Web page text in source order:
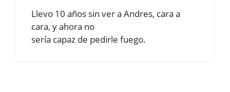
Llevo 10 años sin ver a Andres, cara a
cara, y ahora no
sería capaz de pedirle fuego.